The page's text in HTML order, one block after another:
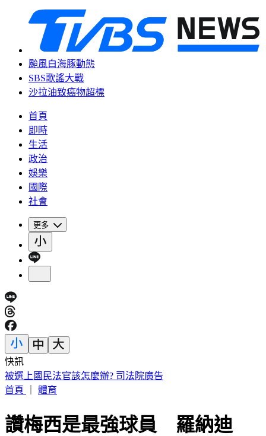
颱風白海豚動態
SBS歌謠大戰
沙拉油致癌物超標
首頁
即時
生活
政治
娛樂
國際
社會
更多
快訊
快訊／「蝴蝶姐姐」愷樂生了！雙胞胎女兒35週早產
首頁
體育
讚梅西是最強球員 羅納迪